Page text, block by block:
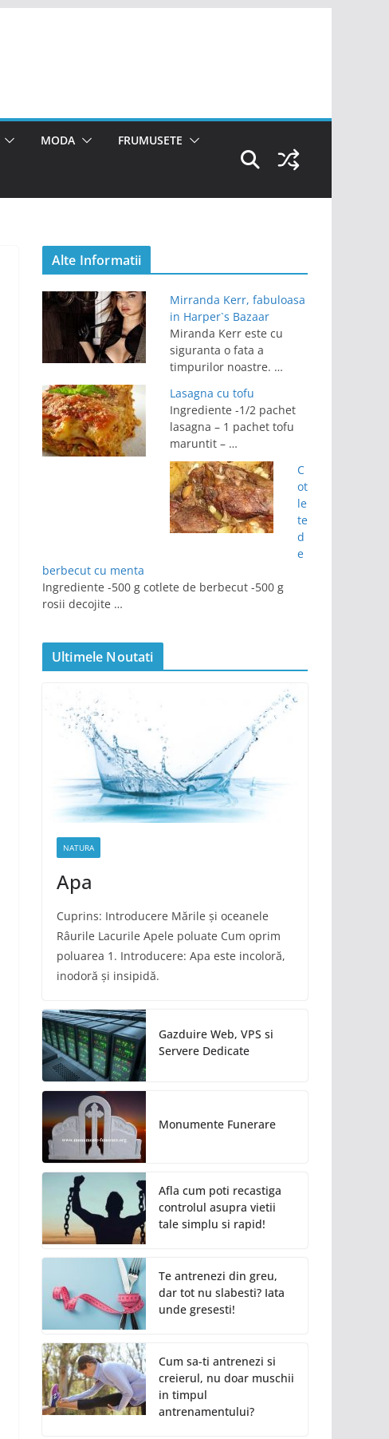
MODA FRUMUSETE
Alte Informatii
Mirranda Kerr, fabuloasa
in Harper`s Bazaar
Miranda Kerr este cu
siguranta o fata a
timpurilor noastre. …
Lasagna cu tofu
Ingrediente -1/2 pachet
lasagna – 1 pachet tofu
maruntit – …
C
ot
le
te
d
e
berbecut cu menta
Ingrediente -500 g cotlete de berbecut -500 g
rosii decojite …
Ultimele Noutati
NATURA
Apa
Cuprins: Introducere Mările și oceanele
Râurile Lacurile Apele poluate Cum oprim
poluarea 1. Introducere: Apa este incoloră,
inodoră și insipidă.
Gazduire Web, VPS si
Servere Dedicate
Monumente Funerare
Afla cum poti recastiga
controlul asupra vietii
tale simplu si rapid!
Te antrenezi din greu,
dar tot nu slabesti? Iata
unde gresesti!
Cum sa-ti antrenezi si
creierul, nu doar muschii
in timpul
antrenamentului?